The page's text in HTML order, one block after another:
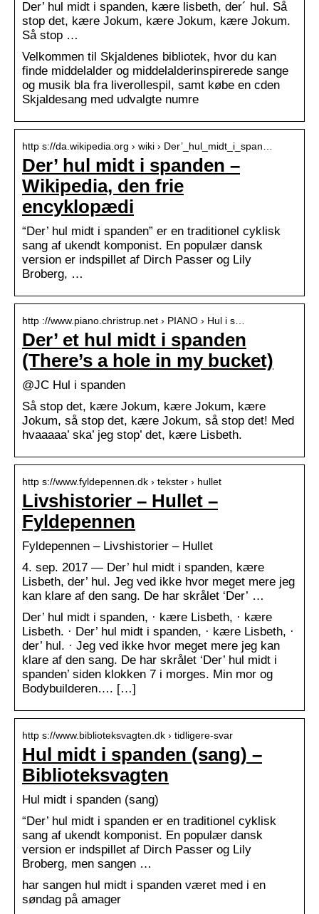
Der’ hul midt i spanden, kære lisbeth, der´ hul. Så
stop det, kære Jokum, kære Jokum, kære Jokum.
Så stop …
Velkommen til Skjaldenes bibliotek, hvor du kan
finde middelalder og middelalderinspirerede sange
og musik bla fra liverollespil, samt købe en cden
Skjaldesang med udvalgte numre
http s://da.wikipedia.org › wiki › Der’_hul_midt_i_span…
Der’ hul midt i spanden –
Wikipedia, den frie
encyklopædi
“Der’ hul midt i spanden” er en traditionel cyklisk
sang af ukendt komponist. En populær dansk
version er indspillet af Dirch Passer og Lily
Broberg, …
http ://www.piano.christrup.net › PIANO › Hul i s…
Der’ et hul midt i spanden
(There’s a hole in my bucket)
@JC Hul i spanden
Så stop det, kære Jokum, kære Jokum, kære
Jokum, så stop det, kære Jokum, så stop det! Med
hvaaaaa’ ska’ jeg stop’ det, kære Lisbeth.
http s://www.fyldepennen.dk › tekster › hullet
Livshistorier – Hullet –
Fyldepennen
Fyldepennen – Livshistorier – Hullet
4. sep. 2017 — Der’ hul midt i spanden, kære
Lisbeth, der’ hul. Jeg ved ikke hvor meget mere jeg
kan klare af den sang. De har skrålet ‘Der’ …
Der’ hul midt i spanden, · kære Lisbeth, · kære
Lisbeth. · Der’ hul midt i spanden, · kære Lisbeth, ·
der’ hul. · Jeg ved ikke hvor meget mere jeg kan
klare af den sang. De har skrålet ‘Der’ hul midt i
spanden’ siden klokken 7 i morges. Min mor og
Bodybuilderen…. […]
http s://www.biblioteksvagten.dk › tidligere-svar
Hul midt i spanden (sang) –
Biblioteksvagten
Hul midt i spanden (sang)
“Der’ hul midt i spanden er en traditionel cyklisk
sang af ukendt komponist. En populær dansk
version er indspillet af Dirch Passer og Lily
Broberg, men sangen …
har sangen hul midt i spanden været med i en
søndag på amager